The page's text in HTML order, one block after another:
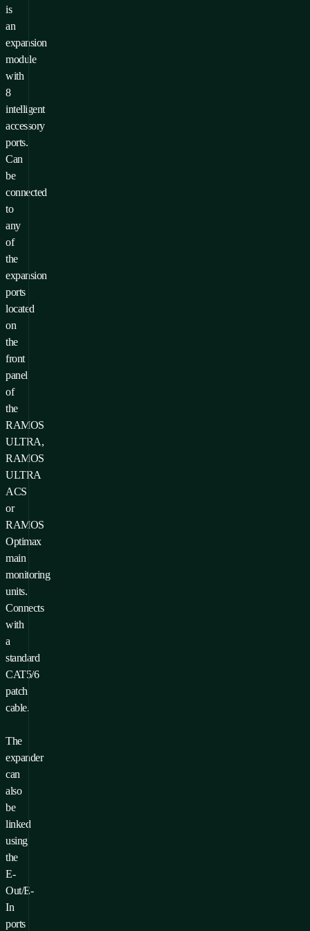
is
an
expansion
module
with
8
intelligent
accessory
ports.
Can
be
connected
to
any
of
the
expansion
ports
located
on
the
front
panel
of
the
RAMOS
ULTRA,
RAMOS
ULTRA
ACS
or
RAMOS
Optimax
main
monitoring
units.
Connects
with
a
standard
CAT5/6
patch
cable.
The
expander
can
also
be
linked
using
the
E-
Out/E-
In
ports